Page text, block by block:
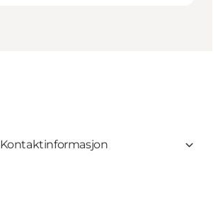
Kontaktinformasjon